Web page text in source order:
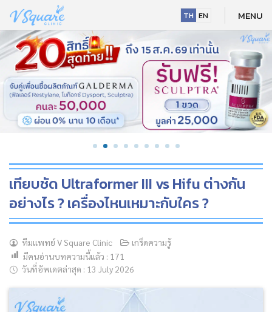
content
NEW
HOT
TH EN MENU
เทียบชัด Ultraformer III vs Hifu ต่างกัน
อย่างไร ? เครื่องไหนเหมาะกับใคร ?
ทีมแพทย์ V Square Clinic
เกร็ดความรู้
มีคนอ่านบทความนี้แล้ว : 171
วันที่อัพเดตล่าสุด : 13 July 2026